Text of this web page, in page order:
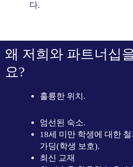
다.
왜 저희와 파트너십
요?
훌륭한 위치.
엄선된 숙소.
18세 미만 학생에 대한
가딩(학생 보호).
최신 교재